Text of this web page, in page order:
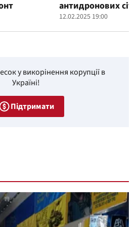
антидронових
12.02.2025 19:00
у викорінення корупції в
Україні!
Підтримати